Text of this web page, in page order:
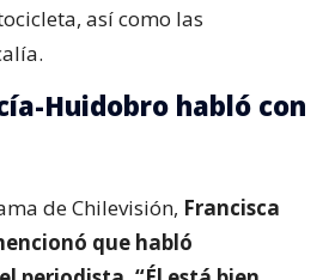
así como las
Huidobro habló con
de Chilevisión, Francisca
que habló